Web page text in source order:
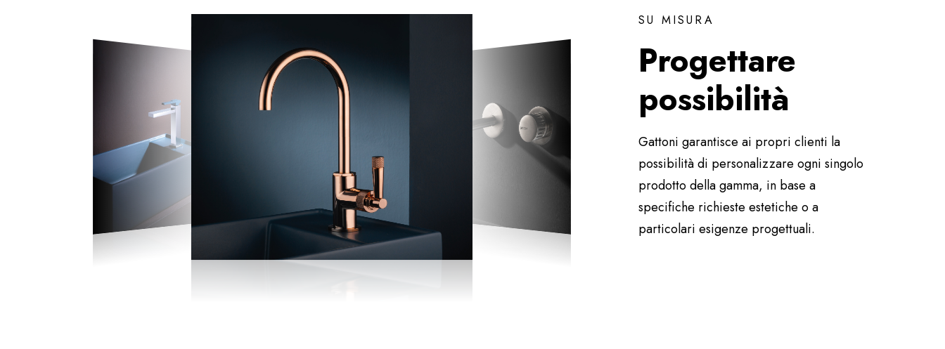
SU MISURA
Progettare
possibilità
Gattoni garantisce ai propri clienti la
possibilità di personalizzare ogni singolo
prodotto della gamma, in base a
specifiche richieste estetiche o a
particolari esigenze progettuali.